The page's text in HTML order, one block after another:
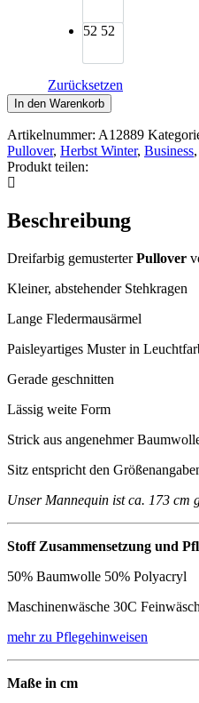
52 52
Zurücksetzen
Karin
Glasmacher
Pullover
Paisley
Jacquard
rot
In den Warenkorb
Artikelnummer: A12889
Pullover, Herbst Winter, Business,
Produkt teilen:
Beschreibung
Dreifarbig gemusterterPullover
Kleiner, abstehender Stehkragen
Lange Fledermausärmel
Paisleyartiges Muster in
Gerade geschnitten
Lässig weite Form
Strick aus angenehmer
Sitz entspricht den
Unser Mannequin ist ca. 173 cm
Stoff Zusammensetzung und
50% Baumwolle 50% Polyacryl
Maschinenwäsche 30C
mehr zu Pflegehinweisen
Maße in cm